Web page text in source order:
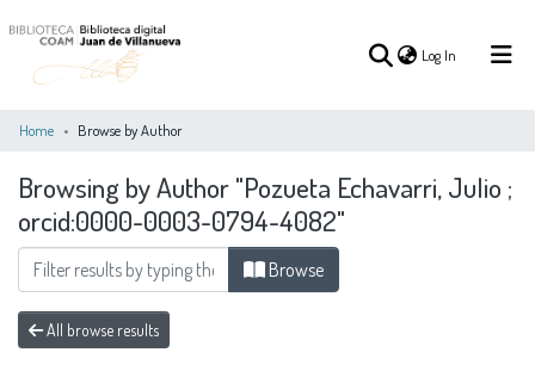
Log In (current)
Log In (current)
ALL OF DSPACE
Home Browse by Author
Browsing by Author "Pozueta Echavarri, Julio ;
orcid:0000-0003-0794-4082"
Browse
All browse results